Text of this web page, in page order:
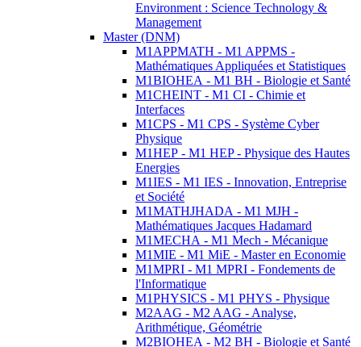
Environment : Science Technology &
Management
Master (DNM)
M1APPMATH - M1 APPMS -
Mathématiques Appliquées et Statistiques
M1BIOHEA - M1 BH - Biologie et Santé
M1CHEINT - M1 CI - Chimie et
Interfaces
M1CPS - M1 CPS - Système Cyber
Physique
M1HEP - M1 HEP - Physique des Hautes
Energies
M1IES - M1 IES - Innovation, Entreprise
et Société
M1MATHJHADA - M1 MJH -
Mathématiques Jacques Hadamard
M1MECHA - M1 Mech - Mécanique
M1MIE - M1 MiE - Master en Economie
M1MPRI - M1 MPRI - Fondements de
l'Informatique
M1PHYSICS - M1 PHYS - Physique
M2AAG - M2 AAG - Analyse,
Arithmétique, Géométrie
M2BIOHEA - M2 BH - Biologie et Santé